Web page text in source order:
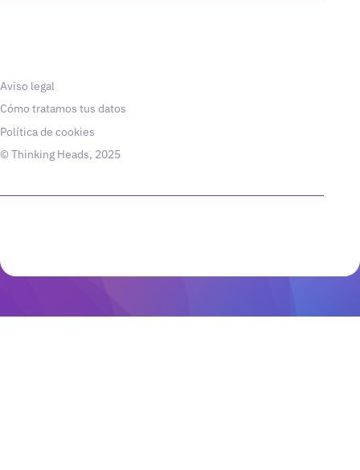
Aviso legal
Cómo tratamos tus datos
Política de cookies
© Thinking Heads, 2025